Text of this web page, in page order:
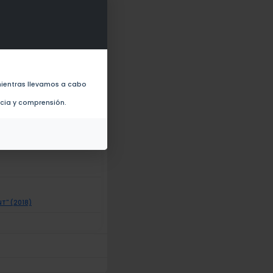
llevamos a cabo
y comprensión.
(2020)
(2018)